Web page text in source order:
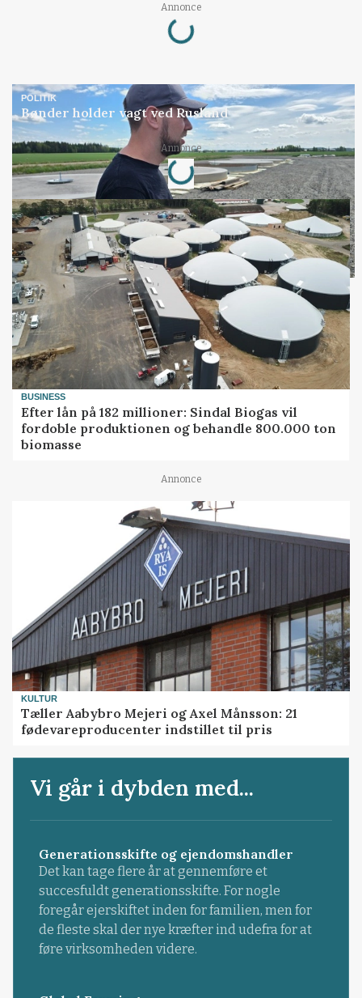
Annonce
Loading...
POLITIK
Bønder holder vagt ved Rusland
Annonce
Loading...
BUSINESS
Efter lån på 182 millioner: Sindal Biogas vil
fordoble produktionen og behandle 800.000 ton
biomasse
Annonce
KULTUR
Tæller Aabybro Mejeri og Axel Månsson: 21
fødevareproducenter indstillet til pris
Vi går i dybden med...
Generationsskifte og ejendomshandler
Det kan tage flere år at gennemføre et
succesfuldt generationsskifte. For nogle
foregår ejerskiftet inden for familien, men for
de fleste skal der nye kræfter ind udefra for at
føre virksomheden videre.